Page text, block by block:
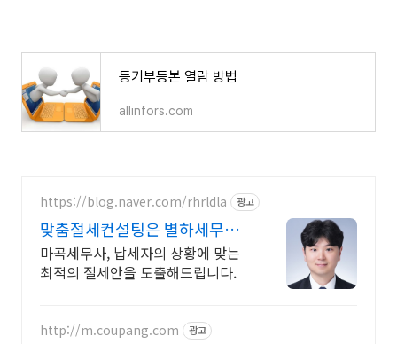
등기부등본 열람 방법
allinfors.com
https://blog.naver.com/rhrldla 광고
맞춤절세컨설팅은 별하세무회
계
마곡세무사, 납세자의 상황에 맞는
최적의 절세안을 도출해드립니다.
http://m.coupang.com 광고